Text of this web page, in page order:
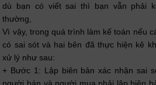
dù bạn có viết sai thì bạn vẫn phải
thường,
Vì vậy, trong quá trình làm kế toán nếu
có sai sót và hai bên đã thực hiện kê
xử lý như sau:
+ Bước 1: Lập biên bản xác nhận sai
người bán và người mua phải lập biên